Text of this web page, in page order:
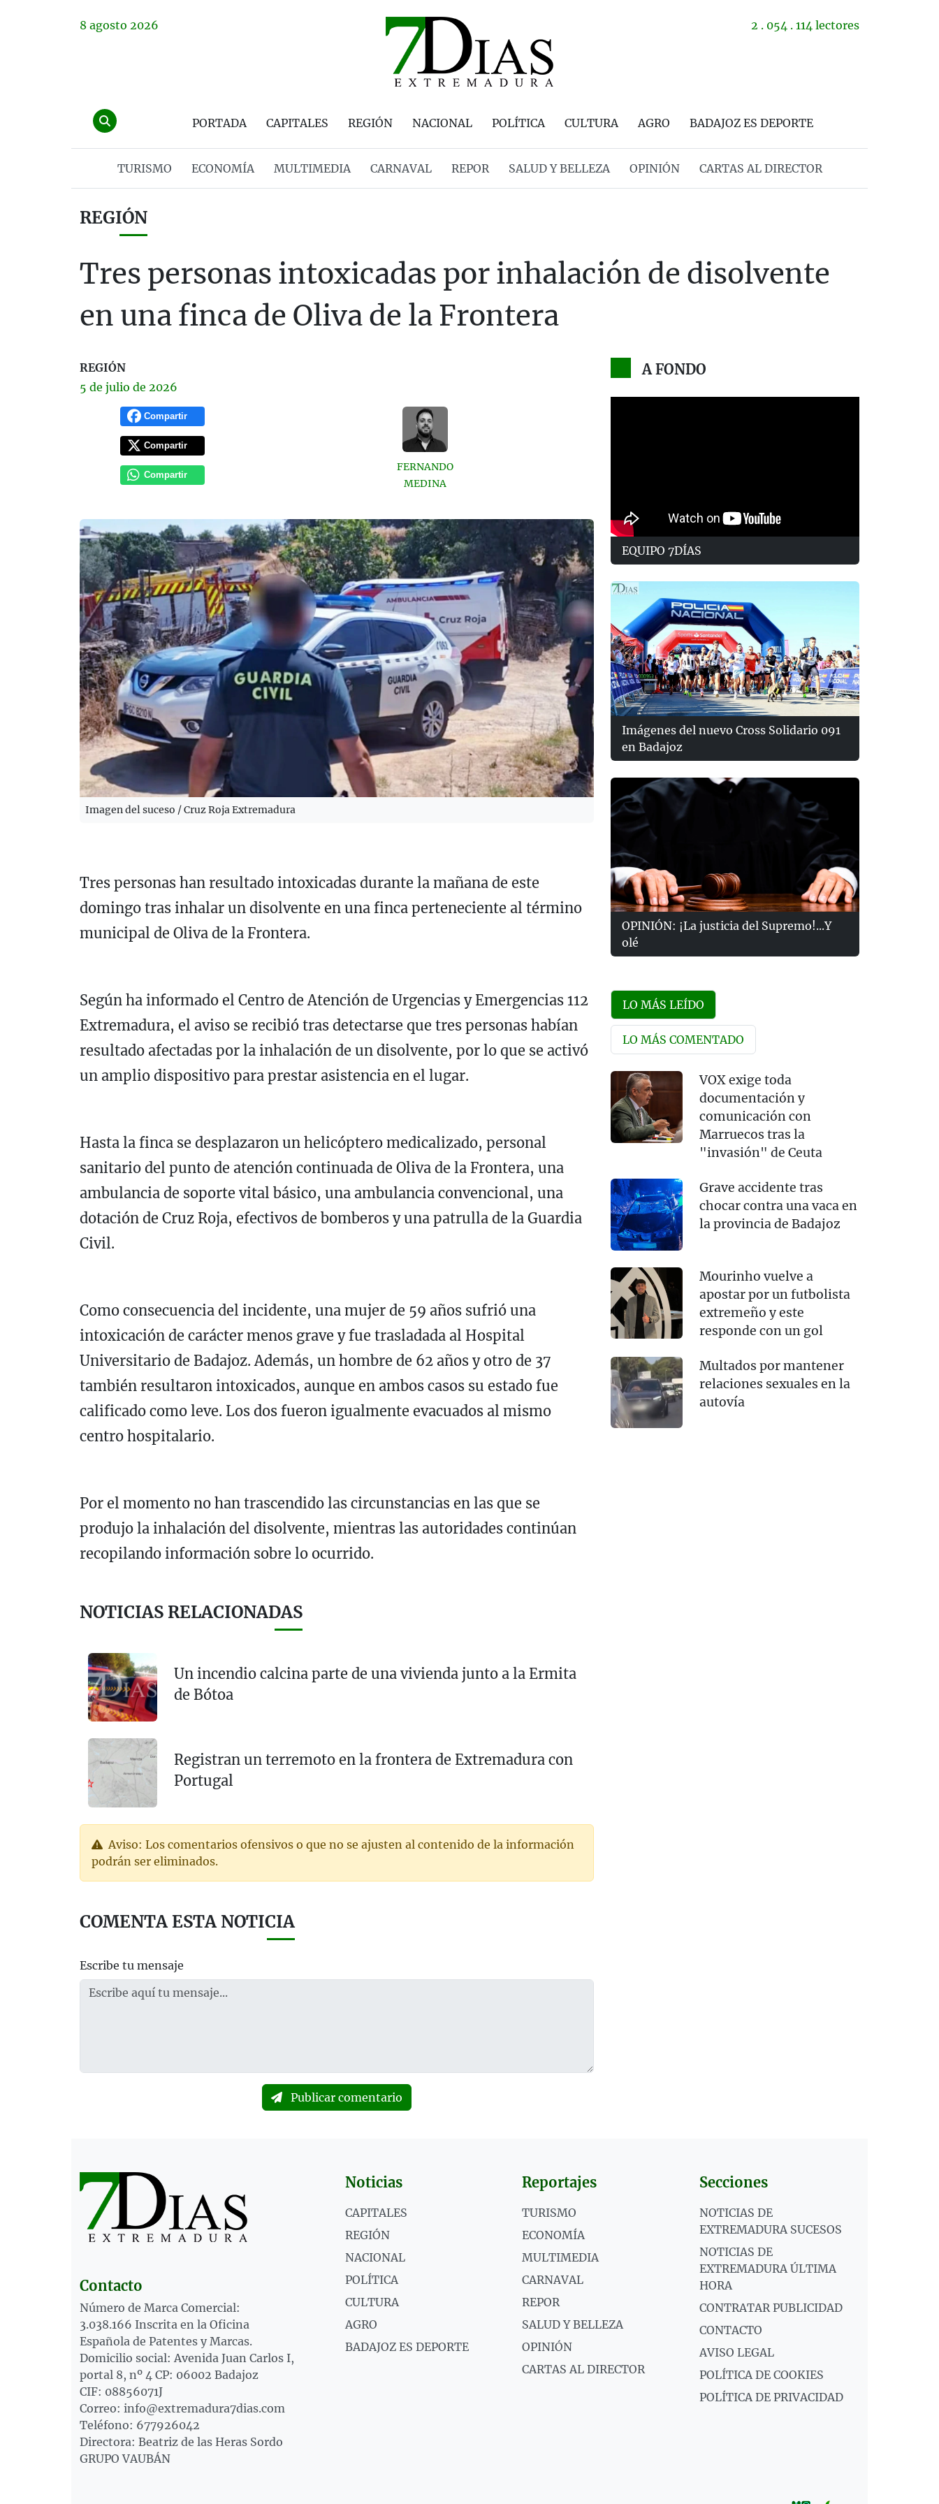
8 agosto 2026 2 . 054 . 114 lectores
PORTADA CAPITALES REGIÓN NACIONAL POLÍTICA CULTURA AGRO BADAJOZ ES DEPORTE
TURISMO ECONOMÍA MULTIMEDIA CARNAVAL REPOR SALUD Y BELLEZA OPINIÓN CARTAS AL DIRECTOR
REGIÓN
Tres personas intoxicadas por inhalación de disolvente
en una finca de Oliva de la Frontera
REGIÓN
5 de julio de 2026
Compartir
Compartir
Compartir
FERNANDO
MEDINA
Imagen del suceso / Cruz Roja Extremadura
Tres personas han resultado intoxicadas durante la mañana de este
domingo tras inhalar un disolvente en una finca perteneciente al término
municipal de Oliva de la Frontera.
Según ha informado el Centro de Atención de Urgencias y Emergencias 112
Extremadura, el aviso se recibió tras detectarse que tres personas habían
resultado afectadas por la inhalación de un disolvente, por lo que se activó
un amplio dispositivo para prestar asistencia en el lugar.
Hasta la finca se desplazaron un helicóptero medicalizado, personal
sanitario del punto de atención continuada de Oliva de la Frontera, una
ambulancia de soporte vital básico, una ambulancia convencional, una
dotación de Cruz Roja, efectivos de bomberos y una patrulla de la Guardia
Civil .
Como consecuencia del incidente, una mujer de 59 años sufrió una
intoxicación de carácter menos grave y fue trasladada al Hospital
Universitario de Badajoz. Además, un hombre de 62 años y otro de 37
también resultaron intoxicados, aunque en ambos casos su estado fue
calificado como leve. Los dos fueron igualmente evacuados al mismo
centro hospitalario.
Por el momento no han trascendido las circunstancias en las que se
produjo la inhalación del disolvente, mientras las autoridades continúan
recopilando información sobre lo ocurrido.
NOTICIAS RELACIONADAS
Un incendio calcina parte de una vivienda junto a la Ermita
de Bótoa
Registran un terremoto en la frontera de Extremadura con
Portugal
Aviso: Los comentarios ofensivos o que no se ajusten al contenido de la información
podrán ser eliminados.
COMENTA ESTA NOTICIA
Escribe tu mensaje
Publicar comentario
A FONDO
EQUIPO 7DÍAS
Imágenes del nuevo Cross Solidario 091
en Badajoz
OPINIÓN: ¡La justicia del Supremo!...Y
olé
LO MÁS LEÍDO
LO MÁS COMENTADO
VOX exige toda
documentación y
comunicación con
Marruecos tras la
"invasión" de Ceuta
Grave accidente tras
chocar contra una vaca en
la provincia de Badajoz
Mourinho vuelve a
apostar por un futbolista
extremeño y este
responde con un gol
Multados por mantener
relaciones sexuales en la
autovía
Contacto
Número de Marca Comercial:
3.038.166 Inscrita en la Oficina
Española de Patentes y Marcas.
Domicilio social: Avenida Juan Carlos I,
portal 8, nº 4 CP: 06002 Badajoz
CIF: 08856071J
Correo: info@extremadura7dias.com
Teléfono: 677926042
Directora: Beatriz de las Heras Sordo
GRUPO VAUBÁN
Noticias
CAPITALES
REGIÓN
NACIONAL
POLÍTICA
CULTURA
AGRO
BADAJOZ ES DEPORTE
Reportajes
TURISMO
ECONOMÍA
MULTIMEDIA
CARNAVAL
REPOR
SALUD Y BELLEZA
OPINIÓN
CARTAS AL DIRECTOR
Secciones
NOTICIAS DE
EXTREMADURA SUCESOS
NOTICIAS DE
EXTREMADURA ÚLTIMA
HORA
CONTRATAR PUBLICIDAD
CONTACTO
AVISO LEGAL
POLÍTICA DE COOKIES
POLÍTICA DE PRIVACIDAD